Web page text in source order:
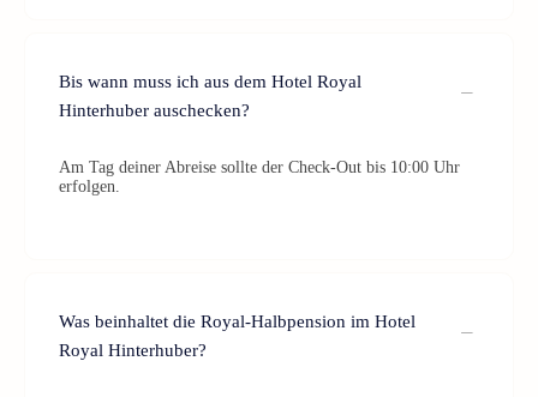
Bis wann muss ich aus dem Hotel Royal
Hinterhuber auschecken?
Am Tag deiner Abreise sollte der Check-Out bis 10:00 Uhr
erfolgen.
Was beinhaltet die Royal-Halbpension im Hotel
Royal Hinterhuber?